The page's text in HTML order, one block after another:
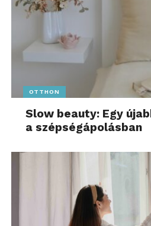
OTTHON
Slow beauty: Egy
a szépségápolásban